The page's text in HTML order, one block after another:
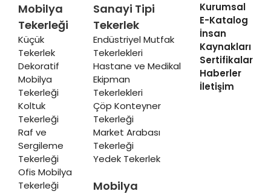
Mobilya
Tekerleği
Küçük
Tekerlek
Dekoratif
Mobilya
Tekerleği
Koltuk
Tekerleği
Raf ve
Sergileme
Tekerleği
Ofis Mobilya
Tekerleği
Sanayi Tipi
Tekerlek
Endüstriyel Mutfak
Tekerlekleri
Hastane ve Medikal
Ekipman
Tekerlekleri
Çöp Konteyner
Tekerleği
Market Arabası
Tekerleği
Yedek Tekerlek
Mobilya
Kurumsal
E-Katalog
İnsan
Kaynakları
Sertifikalar
Haberler
İletişim